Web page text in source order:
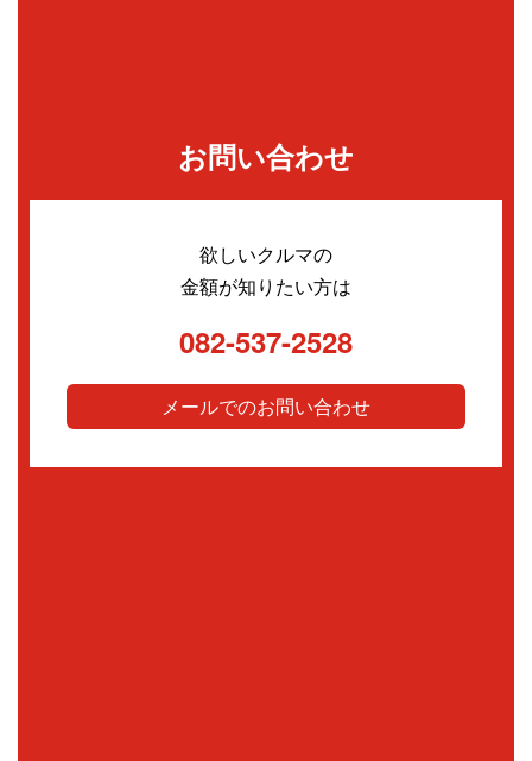
お問い合わせ
欲しいクルマの
金額が知りたい方は
082-537-2528
メールでのお問い合わせ